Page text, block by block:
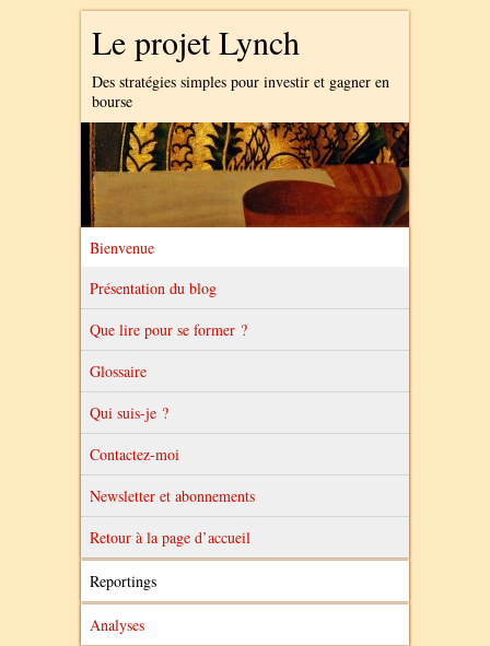
Le projet Lynch
Des stratégies simples pour investir et gagner en
bourse
Bienvenue
Présentation du blog
Que lire pour se former ?
Glossaire
Qui suis-je ?
Contactez-moi
Newsletter et abonnements
Retour à la page d’accueil
Reportings
Analyses